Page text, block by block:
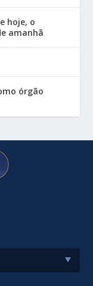
hoje, o
amanhã
órgão